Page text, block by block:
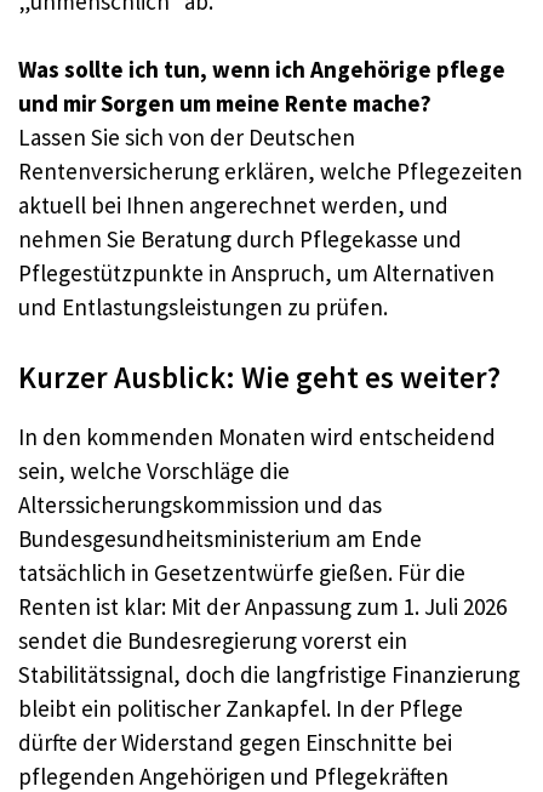
Was sollte ich tun, wenn ich Angehörige pflege
und mir Sorgen um meine Rente mache?
Lassen Sie sich von der Deutschen
Rentenversicherung erklären, welche Pflegezeiten
aktuell bei Ihnen angerechnet werden, und
nehmen Sie Beratung durch Pflegekasse und
Pflegestützpunkte in Anspruch, um Alternativen
und Entlastungsleistungen zu prüfen.
Kurzer Ausblick: Wie geht es weiter?
In den kommenden Monaten wird entscheidend
sein, welche Vorschläge die
Alterssicherungskommission und das
Bundesgesundheitsministerium am Ende
tatsächlich in Gesetzentwürfe gießen. Für die
Renten ist klar: Mit der Anpassung zum 1. Juli 2026
sendet die Bundesregierung vorerst ein
Stabilitätssignal, doch die langfristige Finanzierung
bleibt ein politischer Zankapfel. In der Pflege
dürfte der Widerstand gegen Einschnitte bei
pflegenden Angehörigen und Pflegekräften